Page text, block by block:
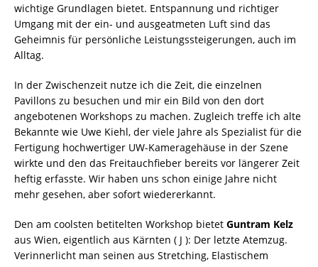
wichtige Grundlagen bietet. Entspannung und richtiger
Umgang mit der ein- und ausgeatmeten Luft sind das
Geheimnis für persönliche Leistungssteigerungen, auch im
Alltag.
In der Zwischenzeit nutze ich die Zeit, die einzelnen
Pavillons zu besuchen und mir ein Bild von den dort
angebotenen Workshops zu machen. Zugleich treffe ich alte
Bekannte wie Uwe Kiehl, der viele Jahre als Spezialist für die
Fertigung hochwertiger UW-Kameragehäuse in der Szene
wirkte und den das Freitauchfieber bereits vor längerer Zeit
heftig erfasste. Wir haben uns schon einige Jahre nicht
mehr gesehen, aber sofort wiedererkannt.
Den am coolsten betitelten Workshop bietet Guntram Kelz
aus Wien, eigentlich aus Kärnten ( J ): Der letzte Atemzug.
Verinnerlicht man seinen aus Stretching, Elastischem